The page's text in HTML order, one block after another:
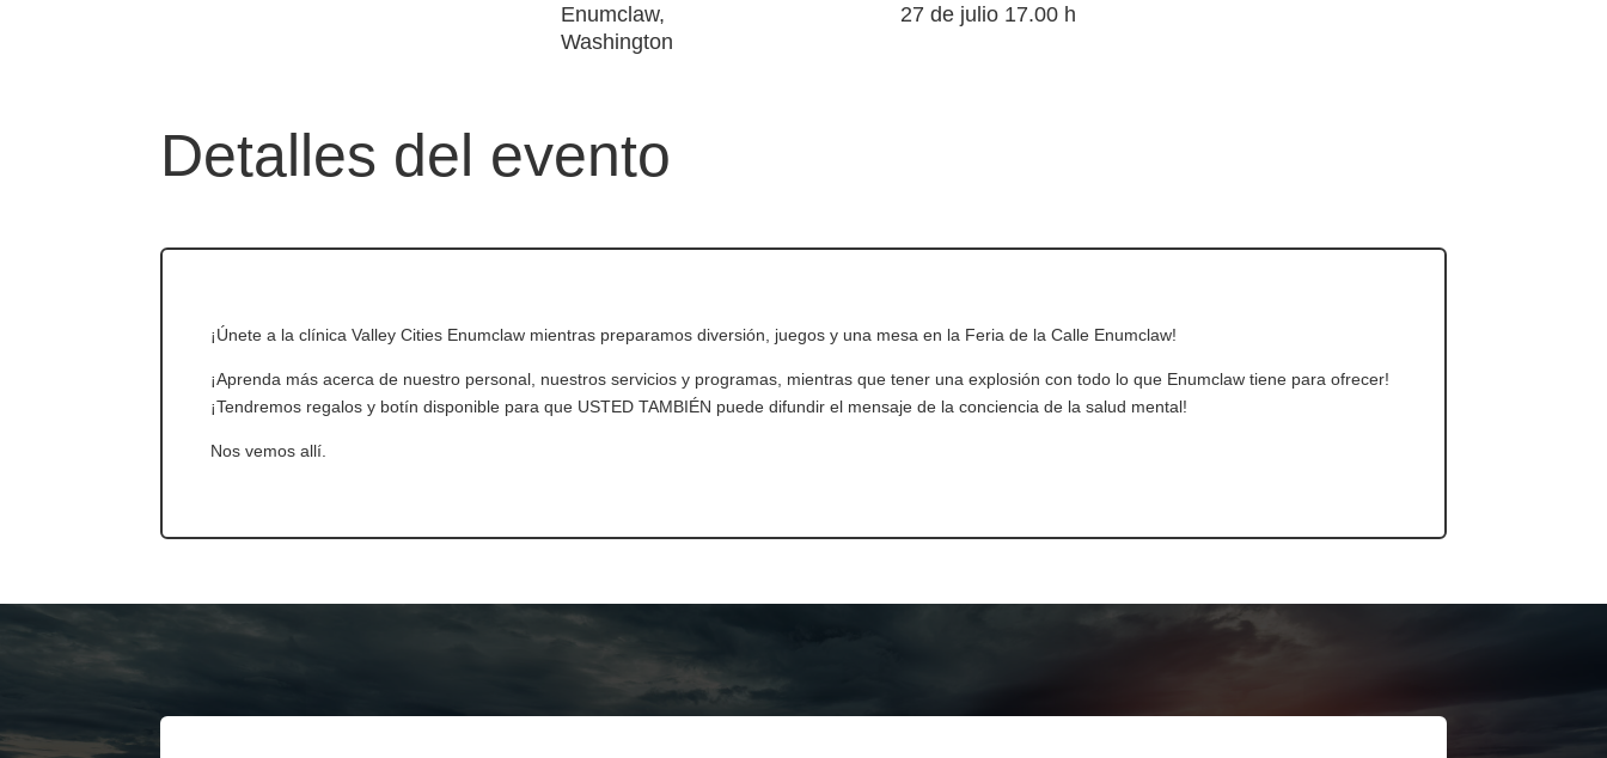
Enumclaw,
Washington
27 de julio 17.00 h
Detalles del evento
¡Únete a la clínica Valley Cities Enumclaw mientras preparamos diversión, juegos y una mesa en la Feria de la Calle Enumclaw!
¡Aprenda más acerca de nuestro personal, nuestros servicios y programas, mientras que tener una explosión con todo lo que Enumclaw tiene para ofrecer!
¡Tendremos regalos y botín disponible para que USTED TAMBIÉN puede difundir el mensaje de la conciencia de la salud mental!
Nos vemos allí.